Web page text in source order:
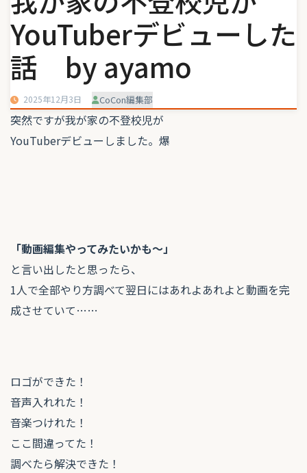
YouTuberデビューした
話 by ayamo
2025年12月3日 CoCon編集部
突然ですが我が家の不登校児が
YouTuberデビューしました。爆
「動画編集やってみたいかも〜」
と言い出したと思ったら、
1人で全部やり方調べて翌日にはあれよあれよと動画を完
成させていて……
ロゴができた！
音声入れれた！
音楽つけれた！
ここ間違ってた！
調べたら解決できた！